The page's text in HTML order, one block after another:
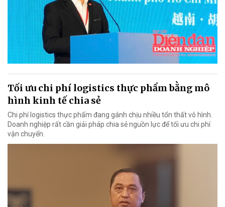
Tối ưu chi phí logistics thực phẩm bằng mô
hình kinh tế chia sẻ
Chi phí logistics thực phẩm đang gánh chịu nhiều tổn thất vô hình.
Doanh nghiệp rất cần giải pháp chia sẻ nguồn lực để tối ưu chi phí
vận chuyển.